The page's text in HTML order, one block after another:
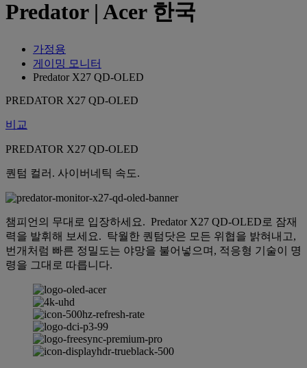
Predator | Acer 한국
가정용
게이밍 모니터
Predator X27 QD-OLED
PREDATOR X27 QD-OLED
비교
PREDATOR X27 QD-OLED
퀀텀 컬러. 사이버네틱 속도.
챔피언의 무대로 입장하세요. Predator X27 QD-OLED로 잠재
력을 발휘해 보세요. 탁월한 퀀텀닷은 모든 위협을 밝혀내고,
번개처럼 빠른 정밀도는 야망을 불어넣으며, 적응형 기술이 명
령을 그대로 따릅니다.